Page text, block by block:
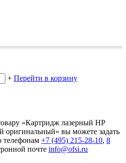
+ Перейти в корзину
«Картридж лазерный HP
оригинальный» вы можете задать
+7 (495) 215-28-10, 8
почте info@ofsi.ru